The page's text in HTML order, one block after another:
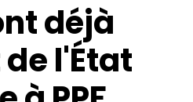
déjà
l'État